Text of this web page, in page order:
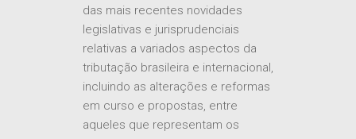
das mais recentes novidades
legislativas e jurisprudenciais
relativas a variados aspectos da
tributação brasileira e internacional,
incluindo as alterações e reformas
em curso e propostas, entre
aqueles que representam os